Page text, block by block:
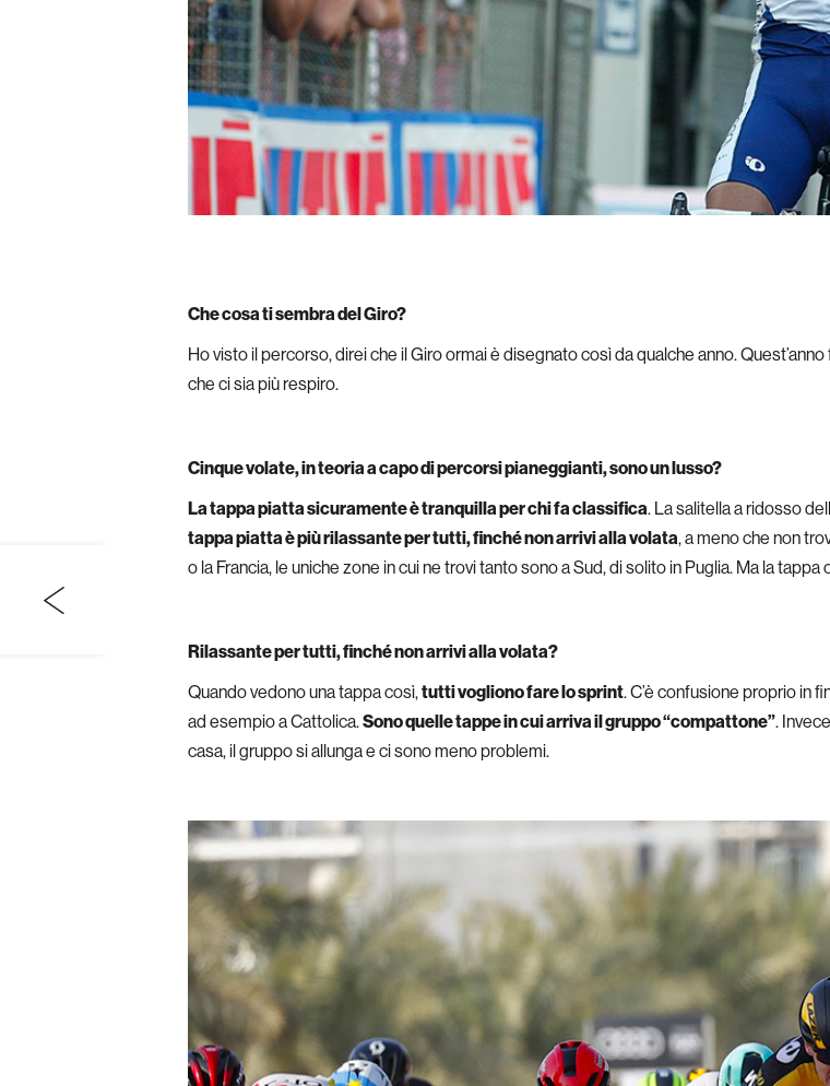
Che cosa ti sembra del Giro?
Ho visto il percorso, direi che il Giro ormai è disegnato così da qualche anno.
che ci sia più respiro.
Cinque volate, in teoria a capo di percorsi pianeggianti, sono un lusso?
La tappa piatta sicuramente è tranquilla per chi fa classifica. La salitella a ridosso
tappa piatta è più rilassante per tutti, finché non arrivi alla volata, a meno che non
o la Francia, le uniche zone in cui ne trovi tanto sono a Sud, di solito in Puglia. Ma la
Rilassante per tutti, finché non arrivi alla volata?
Quando vedono una tappa così,tutti vogliono fare lo sprint. C’è confusione proprio in
ad esempio a Cattolica.Sono quelle tappe in cui arriva il gruppo “compattone”.
casa, il gruppo si allunga e ci sono meno problemi.